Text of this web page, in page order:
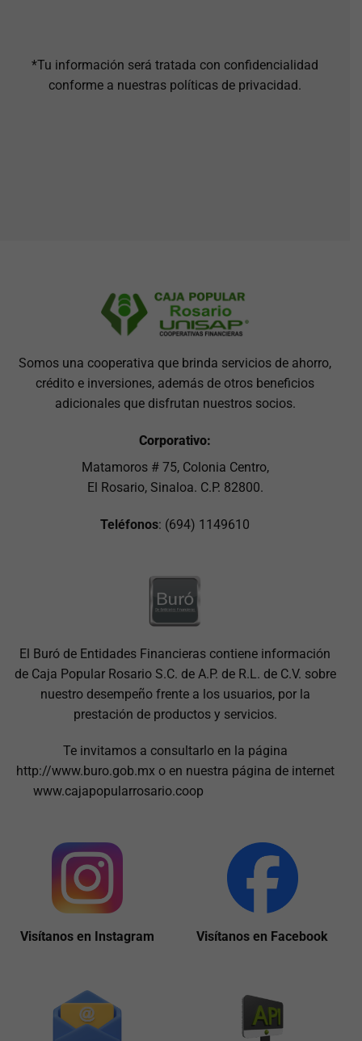
*Tu información será tratada con confidencialidad
conforme a nuestras políticas de privacidad.
Somos una cooperativa que brinda servicios de ahorro,
crédito e inversiones, además de otros beneficios
adicionales que disfrutan nuestros socios.
Corporativo:
Matamoros # 75, Colonia Centro,
El Rosario, Sinaloa. C.P. 82800.
Teléfonos: (694) 1149610
El Buró de Entidades Financieras contiene información
de Caja Popular Rosario S.C. de A.P. de R.L. de C.V. sobre
nuestro desempeño frente a los usuarios, por la
prestación de productos y servicios.
Te invitamos a consultarlo en la página
http://www.buro.gob.mx o en nuestra página de internet
www.cajapopularrosario.coop
Visítanos en Instagram Visítanos en Facebook